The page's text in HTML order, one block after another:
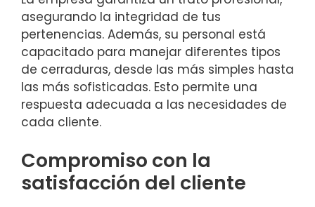
asegurando la integridad de tus
pertenencias. Además, su personal está
capacitado para manejar diferentes tipos
de cerraduras, desde las más simples hasta
las más sofisticadas. Esto permite una
respuesta adecuada a las necesidades de
cada cliente.
Compromiso con la
satisfacción del cliente